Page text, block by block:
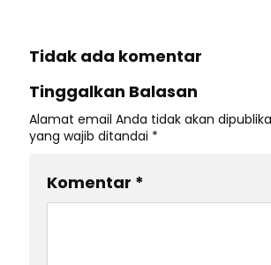
Tidak ada komentar
Tinggalkan Balasan
Alamat email Anda tidak akan
yang wajib ditandai *
Komentar *